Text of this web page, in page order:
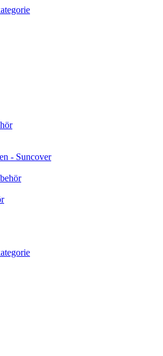
- Suncover